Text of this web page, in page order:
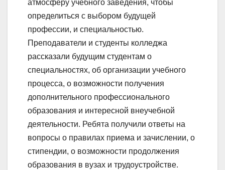
атмосферу учебного заведения, чтобы
определиться с выбором будущей
профессии, и специальностью.
Преподаватели и студенты колледжа
рассказали будущим студентам о
специальностях, об организации учебного
процесса, о возможности получения
дополнительного профессионального
образования и интересной внеучебной
деятельности. Ребята получили ответы на
вопросы о правилах приема и зачислении, о
стипендии, о возможности продолжения
образования в вузах и трудоустройстве.